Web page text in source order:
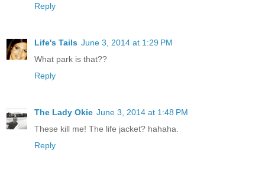
Reply
Life's Tails June 3, 2014 at 1:29 PM
What park is that??
Reply
The Lady Okie June 3, 2014 at 1:48 PM
These kill me! The life jacket? hahaha.
Reply